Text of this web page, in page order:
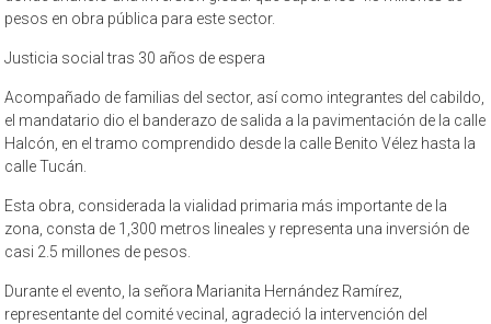
pesos en obra pública para este sector.
Justicia social tras 30 años de espera
Acompañado de familias del sector, así como integrantes del cabildo,
el mandatario dio el banderazo de salida a la pavimentación de la calle
Halcón, en el tramo comprendido desde la calle Benito Vélez hasta la
calle Tucán.
Esta obra, considerada la vialidad primaria más importante de la
zona, consta de 1,300 metros lineales y representa una inversión de
casi 2.5 millones de pesos.
Durante el evento, la señora Marianita Hernández Ramírez,
representante del comité vecinal, agradeció la intervención del